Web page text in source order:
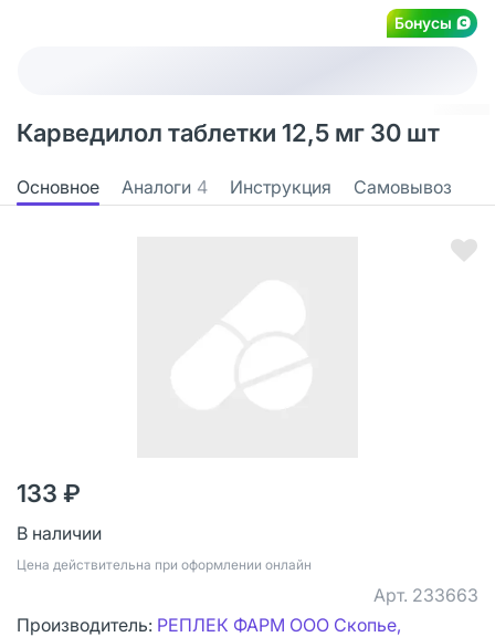
Бонусы
Карведилол таблетки 12,5 мг 30 шт
Основное Аналоги 4 Инструкция Самовывоз
133 ₽
В наличии
Цена действительна при оформлении онлайн
Арт. 233663
Производитель: РЕПЛЕК ФАРМ ООО Скопье,